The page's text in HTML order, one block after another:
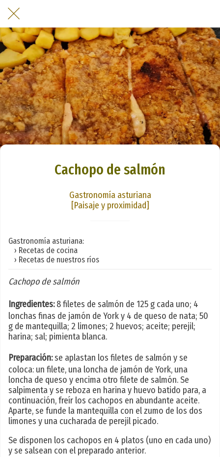
Cachopo de salmón
Gastronomía asturiana
[Paisaje y proximidad]
Gastronomía asturiana:
› Recetas de cocina
› Recetas de nuestros ríos
Cachopo de salmón
Ingredientes:8 filetes de salmón de 125 g cada uno; 4
lonchas finas de jamón de York y 4 de queso de nata; 50
g de mantequilla; 2 limones; 2 huevos; aceite; perejil;
harina; sal; pimienta blanca.
Preparación:se aplastan los filetes de salmón y se
coloca: un filete, una loncha de jamón de York, una
loncha de queso y encima otro filete de salmón. Se
salpimenta y se reboza en harina y huevo batido para, a
continuación, freír los cachopos en abundante aceite.
Aparte, se funde la mantequilla con el zumo de los dos
limones y una cucharada de perejil picado.
Se disponen los cachopos en 4 platos (uno en cada uno)
y se salsean con el preparado anterior.